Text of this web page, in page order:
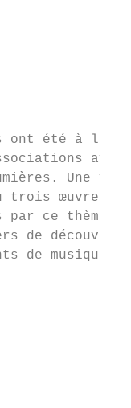
ont été à
Une
trois œuvres
par ce thème.
de découvrir
de musique.